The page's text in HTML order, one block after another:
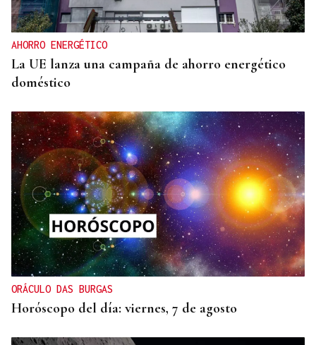
AHORRO ENERGÉTICO
La UE lanza una campaña de ahorro energético
doméstico
ORÁCULO DAS BURGAS
Horóscopo del día: viernes, 7 de agosto